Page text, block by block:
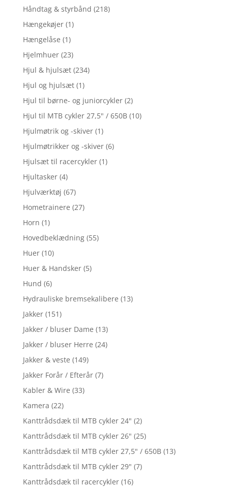
Håndtag & styrbånd (218)
Hængekøjer (1)
Hængelåse (1)
Hjelmhuer (23)
Hjul & hjulsæt (234)
Hjul og hjulsæt (1)
Hjul til børne- og juniorcykler (2)
Hjul til MTB cykler 27,5" / 650B (10)
Hjulmøtrik og -skiver (1)
Hjulmøtrikker og -skiver (6)
Hjulsæt til racercykler (1)
Hjultasker (4)
Hjulværktøj (67)
Hometrainere (27)
Horn (1)
Hovedbeklædning (55)
Huer (10)
Huer & Handsker (5)
Hund (6)
Hydrauliske bremsekalibere (13)
Jakker (151)
Jakker / bluser Dame (13)
Jakker / bluser Herre (24)
Jakker & veste (149)
Jakker Forår / Efterår (7)
Kabler & Wire (33)
Kamera (22)
Kanttrådsdæk til MTB cykler 24" (2)
Kanttrådsdæk til MTB cykler 26" (25)
Kanttrådsdæk til MTB cykler 27,5" / 650B (13)
Kanttrådsdæk til MTB cykler 29" (7)
Kanttrådsdæk til racercykler (16)